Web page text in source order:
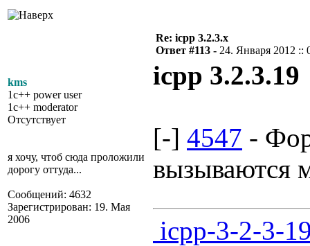
kms
1c++ power user
1c++ moderator
Отсутствует
я хочу, чтоб сюда проложили
дорогу оттуда...
Сообщений: 4632
Зарегистрирован: 19. Мая
2006
Re: icpp 3.2.3.x
Ответ #113 - 24. Января 2012 ::
icpp 3.2.3.19
[-] 4547 -
вызываются
icpp-3-2-3-